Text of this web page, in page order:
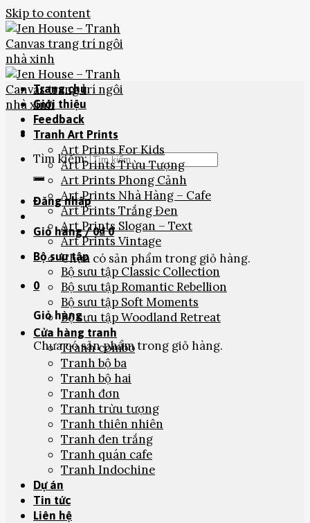
Skip to content
Tìm kiếm:
Đăng nhập
Giỏ hàng /0₫ 0
Chưa có sản phẩm trong giỏ hàng.
0
Giỏ hàng
Chưa có sản phẩm trong giỏ hàng.
Trang chủ
Giới thiệu
Feedback
Tranh Art Prints
Art Prints For Kids
Art Prints Trừu Tượng
Art Prints Phong Cảnh
Art Prints Nhà Hàng – Cafe
Art Prints Trắng Đen
Art Prints Slogan – Text
Art Prints Vintage
Bộ sưu tập
Bộ sưu tập Classic Collection
Bộ sưu tập Romantic Rebellion
Bộ sưu tập Soft Moments
Bộ sưu tập Woodland Retreat
Cửa hàng tranh
Tranh combo
Tranh bộ ba
Tranh bộ hai
Tranh đơn
Tranh trừu tượng
Tranh thiên nhiên
Tranh đen trắng
Tranh quán cafe
Tranh Indochine
Dự án
Tin tức
Liên hệ